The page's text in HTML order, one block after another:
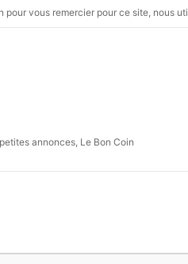
vous remercier pour ce site, nous
annonces, Le Bon Coin